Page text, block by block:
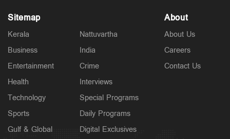
Sitemap
Kerala
Business
Entertainment
Health
Technology
Sports
Gulf & Global
Nattuvartha
India
Crime
Interviews
Special Programs
Daily Programs
Digital Exclusives
About
About Us
Careers
Contact Us